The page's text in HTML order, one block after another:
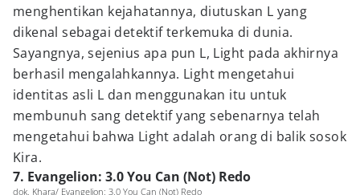
menghentikan kejahatannya, diutuskan L yang
dikenal sebagai detektif terkemuka di dunia.
Sayangnya, sejenius apa pun L, Light pada akhirnya
berhasil mengalahkannya. Light mengetahui
identitas asli L dan menggunakan itu untuk
membunuh sang detektif yang sebenarnya telah
mengetahui bahwa Light adalah orang di balik sosok
Kira.
7. Evangelion: 3.0 You Can (Not) Redo
dok. Khara/ Evangelion: 3.0 You Can (Not) Redo